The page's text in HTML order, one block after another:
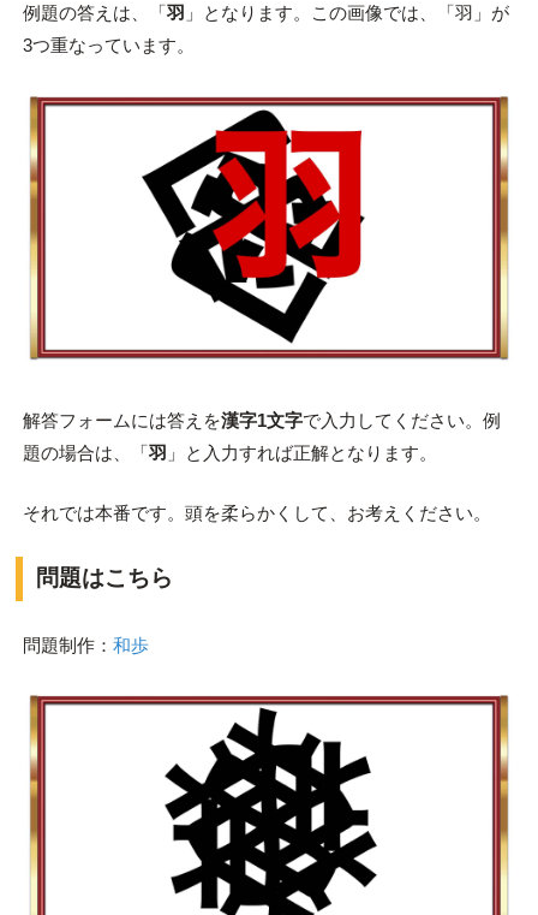
例題の答えは、「羽 」となります。この画像では、「羽」が
3つ重なっています。
解答フォームには答えを漢字1文字で入力 してください。例
題の場合は、「羽 」と入力すれば正解となります。
それでは本番です。頭を柔らかくして、お考えください。
問題はこちら
問題制作： 和歩